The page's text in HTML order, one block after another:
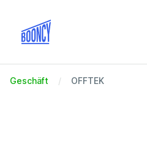
Geschäft OFFTEK